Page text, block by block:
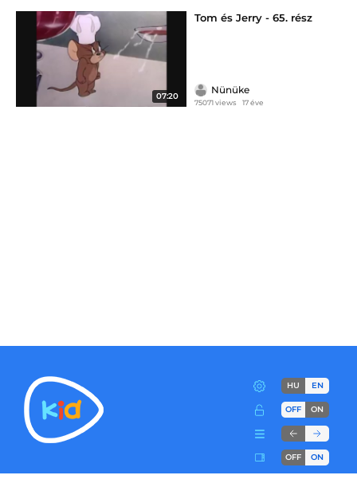
07:20
Tom és Jerry - 65. rész
Nünüke
75071 views 17 éve
HU EN
OFF ON
OFF ON